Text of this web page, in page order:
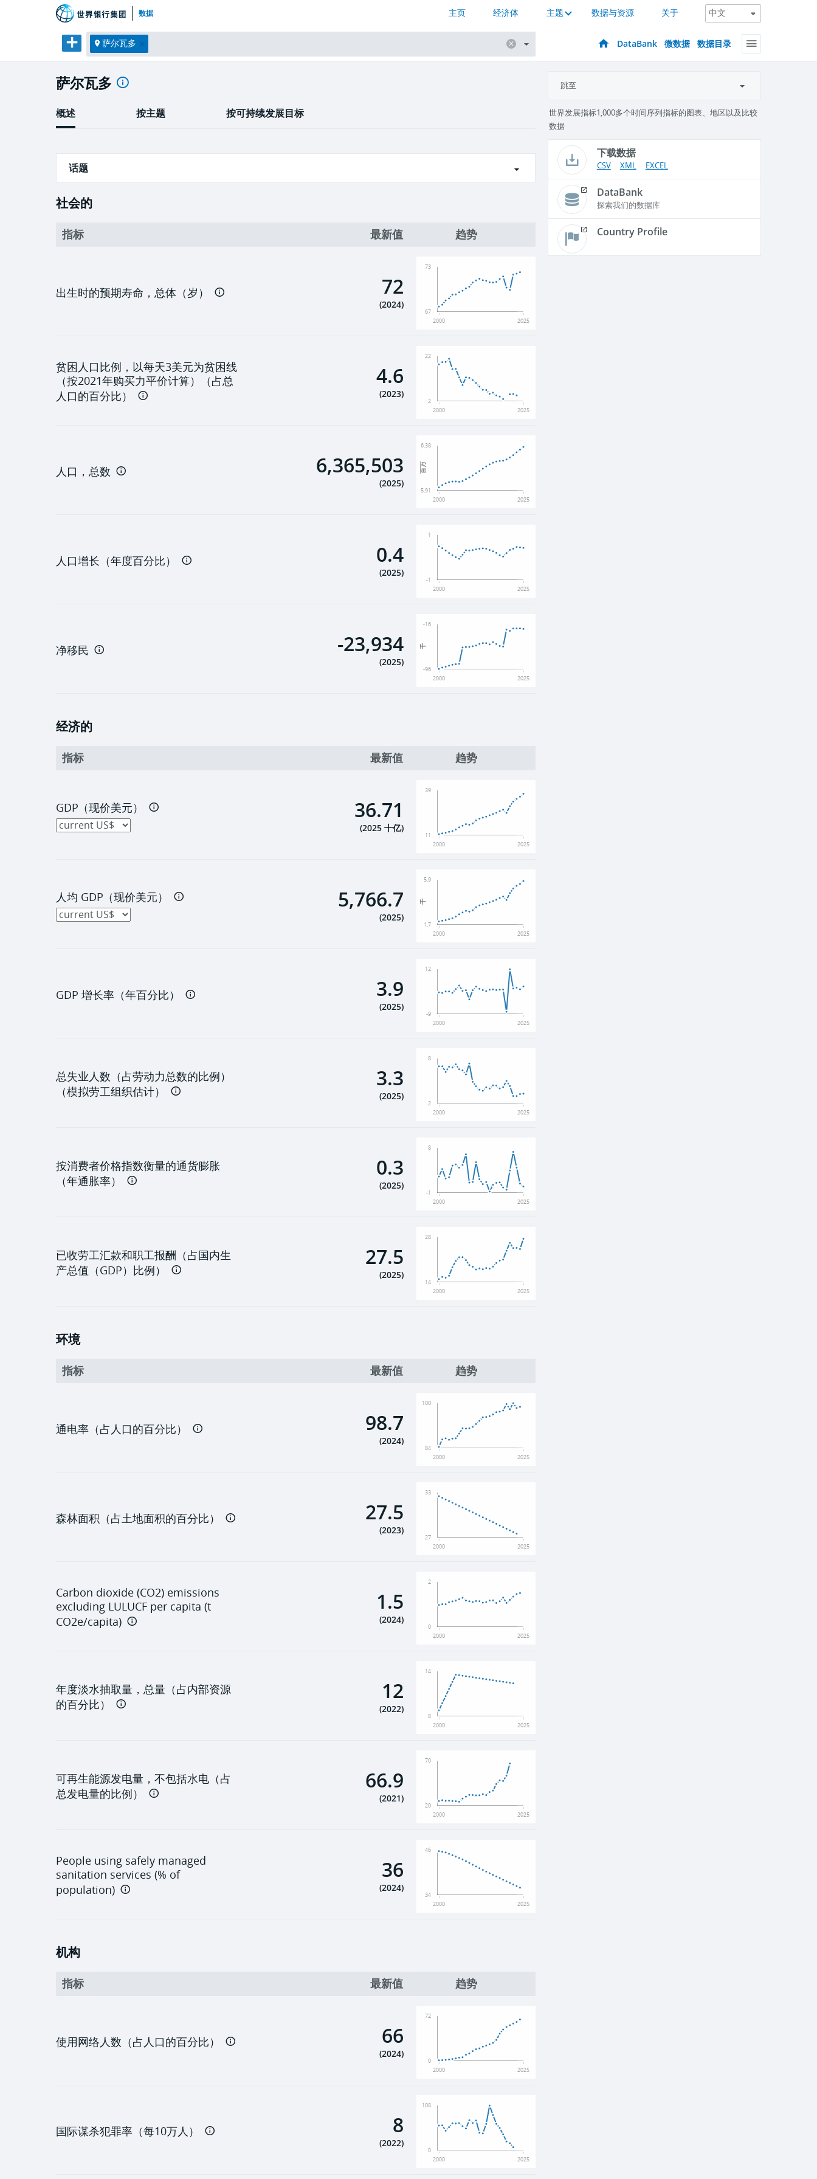
数据 主页 经济体 主题 数据与资源 关于
萨尔瓦多 DataBank 微数据 数据目录
萨尔瓦多 跳至
概述 按主题 按可持续发展目标
话题
社会的
经济的
社会的
指标 最新值 趋势
出生时的预期寿命，总体（岁） 72
(2024)
2000 2025
67
73
贫困人口比例，以每天3美元为贫困线
（按2021年购买力平价计算）（占总
人口的百分比）
4.6
(2023)
2000 2025
2
22
人口，总数 6,365,503
(2025)
2000 2025
百万
5.91
6.38
人口增长（年度百分比） 0.4
(2025)
2000 2025
-1
1
净移民 -23,934
(2025)
2000 2025
千
-96
-16
经济的
指标 最新值 趋势
GDP（现价美元） 36.71
(2025 十亿)
2000 2025
11
39
人均 GDP（现价美元） 5,766.7
(2025)
2000 2025
千
1.7
5.9
GDP 增长率（年百分比） 3.9
(2025)
2000 2025
-9
12
总失业人数（占劳动力总数的比例）
（模拟劳工组织估计）
3.3
(2025)
2000 2025
2
8
按消费者价格指数衡量的通货膨胀
（年通胀率）
0.3
(2025)
2000 2025
-1
8
已收劳工汇款和职工报酬（占国内生
产总值（GDP）比例）
27.5
(2025)
2000 2025
14
28
环境
指标 最新值 趋势
通电率（占人口的百分比） 98.7
(2024)
2000 2025
84
100
森林面积（占土地面积的百分比） 27.5
(2023)
2000 2025
27
33
Carbon dioxide (CO2) emissions
excluding LULUCF per capita (t
CO2e/capita)
1.5
(2024)
2000 2025
0
2
年度淡水抽取量，总量（占内部资源
的百分比）
12
(2022)
2000 2025
8
14
可再生能源发电量，不包括水电（占
总发电量的比例）
66.9
(2021)
2000 2025
20
70
People using safely managed
sanitation services (% of
population)
36
(2024)
2000 2025
34
46
机构
指标 最新值 趋势
使用网络人数（占人口的百分比） 66
(2024)
2000 2025
0
72
国际谋杀犯罪率（每10万人） 8
(2022)
2000 2025
0
108
世界发展指标1,000多个时间序列指标的图表、地区以及比较
数据
下载数据
CSV XML EXCEL
DataBank
探索我们的数据库
Country Profile